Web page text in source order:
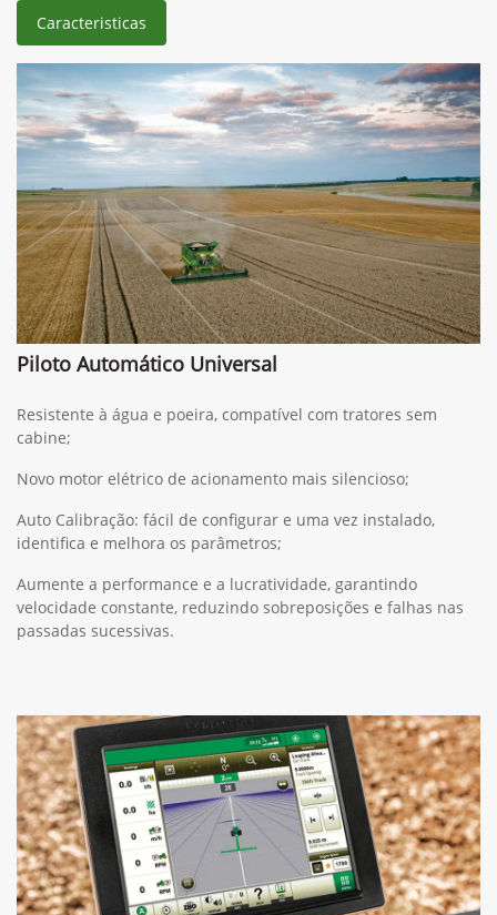
Caracteristicas
Piloto Automático Universal
Resistente à água e poeira, compatível com tratores sem
cabine;
Novo motor elétrico de acionamento mais silencioso;
Auto Calibração: fácil de configurar e uma vez instalado,
identifica e melhora os parâmetros;
Aumente a performance e a lucratividade, garantindo
velocidade constante, reduzindo sobreposições e falhas nas
passadas sucessivas.